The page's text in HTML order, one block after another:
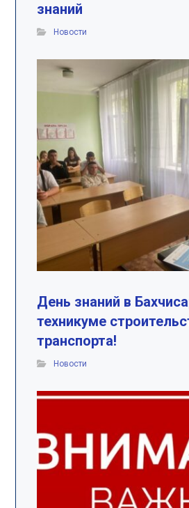
знаний
Новости
День знаний в
техникуме
транспорта!
Новости